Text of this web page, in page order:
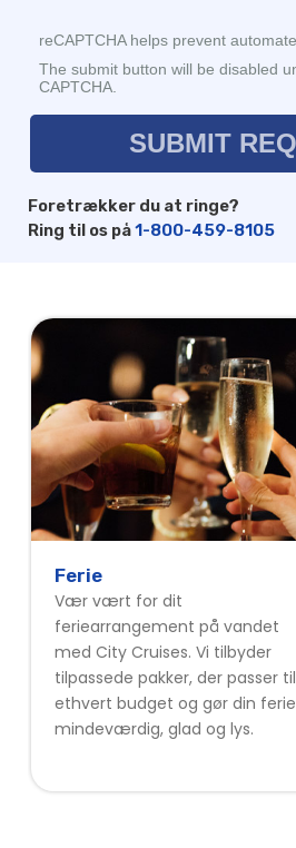
Foretrækker du at ringe?
Ring til os på1-800-459-8105
Ferie
Vær vært for dit
feriearrangement på vandet
med City Cruises. Vi tilbyder
tilpassede pakker, der passer til
ethvert budget og gør din ferie
mindeværdig, glad og lys.